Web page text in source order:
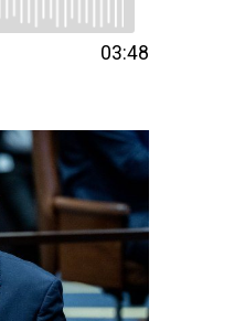
03:48